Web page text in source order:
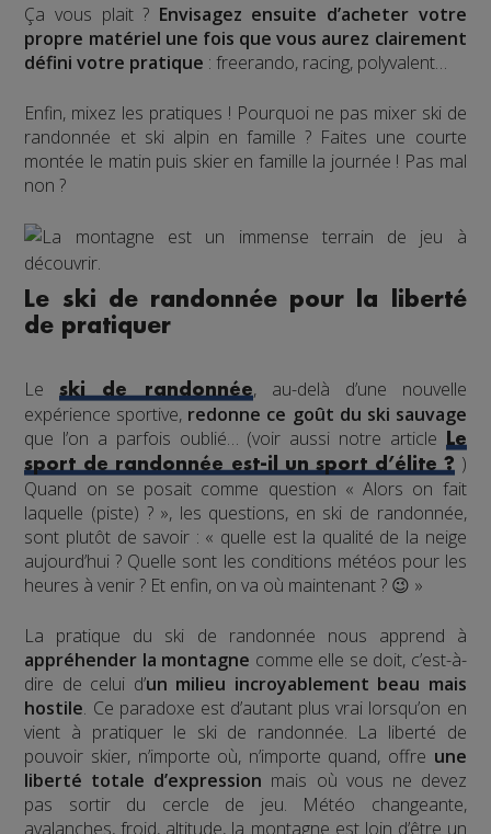
Ça vous plait ? Envisagez ensuite d’acheter votre
propre matériel une fois que vous aurez clairement
défini votre pratique : freerando, racing, polyvalent…
Enfin, mixez les pratiques ! Pourquoi ne pas mixer ski de
randonnée et ski alpin en famille ? Faites une courte
montée le matin puis skier en famille la journée ! Pas mal
non ?
Le ski de randonnée pour la liberté
de pratiquer
Leski de randonnée, au-delà d’une nouvelle
expérience sportive, redonne ce goût du ski sauvage
que l’on a parfois oublié… (voir aussi notre article
Le
sport de randonnée est-il un sport d’élite ? )
Quand on se posait comme question « Alors on fait
laquelle (piste) ? », les questions, en ski de randonnée,
sont plutôt de savoir : « quelle est la qualité de la neige
aujourd’hui ? Quelle sont les conditions météos pour les
heures à venir ? Et enfin, on va où maintenant ? 😉 »
La pratique du ski de randonnée nous apprend à
appréhender la montagne comme elle se doit, c’est-à-
dire de celui d’un milieu incroyablement beau mais
hostile. Ce paradoxe est d’autant plus vrai lorsqu’on en
vient à pratiquer le ski de randonnée. La liberté de
pouvoir skier, n’importe où, n’importe quand, offre une
liberté totale d’expression mais où vous ne devez
pas sortir du cercle de jeu. Météo changeante,
avalanches, froid, altitude, la montagne est loin d’être un